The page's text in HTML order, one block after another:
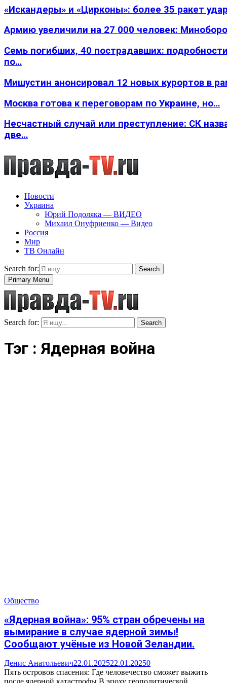
«Искандеры» и «Цирконы»: более 35 ракет
Армию увеличили на 27 000 человек:
Семь погибших, 40 пострадавших:
по…
Мишустин анонсировал 12 новых курортов в
Москва готова к переговорам по Украине, но…
Несчастный случай или преступление: СК
две…
Новости
Украина
Юрий Подоляка — ВИДЕО
Михаил Онуфриенко — Видео
Россия
Мир
ТВ Онлайн
Search for:
Search
Primary Menu
Search for: Search
Тэг : Ядерная война
Общество
«Ядерная война»: 95% стран обречены на
вымирание в случае ядерной зимы!
Сообщают учёные из Новой Зеландии.
Денис Анатольевич22.01.202522.01.20250
Пять островов спасения: Где человечество сможет выжить
после ядерной катастрофы В эпоху геополитической